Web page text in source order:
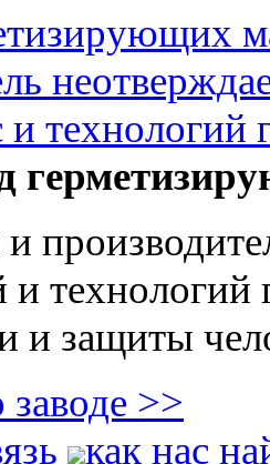
и
и
и защиты
>>
как нас